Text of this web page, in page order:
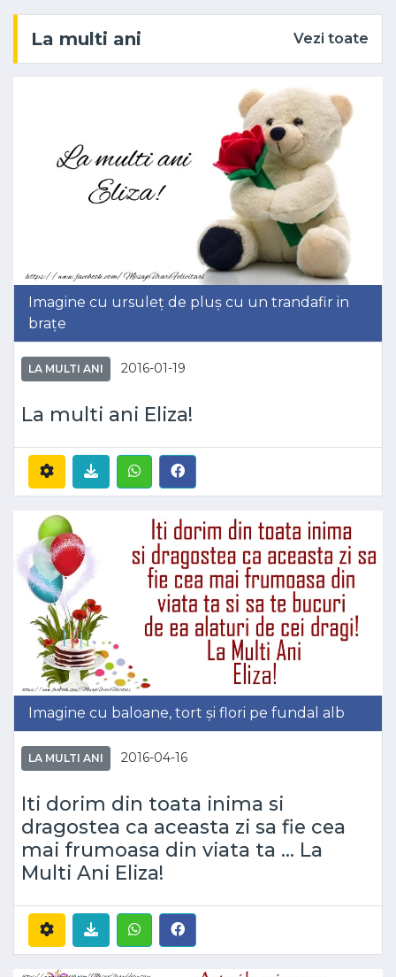
La multi ani Vezi toate
Imagine cu ursuleț de pluș cu un trandafir in
brațe
LA MULTI ANI 2016-01-19
La multi ani Eliza!
Imagine cu baloane, tort și flori pe fundal alb
LA MULTI ANI 2016-04-16
Iti dorim din toata inima si
dragostea ca aceasta zi sa fie cea
mai frumoasa din viata ta ... La
Multi Ani Eliza!